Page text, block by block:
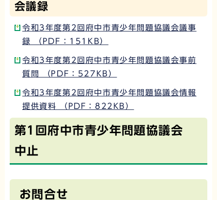
会議録
令和3年度第2回府中市青少年問題協議会議事
録 （PDF：151KB）
令和3年度第2回府中市青少年問題協議会事前
質問 （PDF：527KB）
令和3年度第2回府中市青少年問題協議会情報
提供資料 （PDF：822KB）
第1回府中市青少年問題協議会
中止
お問合せ